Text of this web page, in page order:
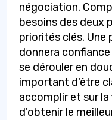
négociation.
besoins des deux
priorités clés. Une
donnera
se dérouler en
important d'être
accomplir et sur
d'obtenir le